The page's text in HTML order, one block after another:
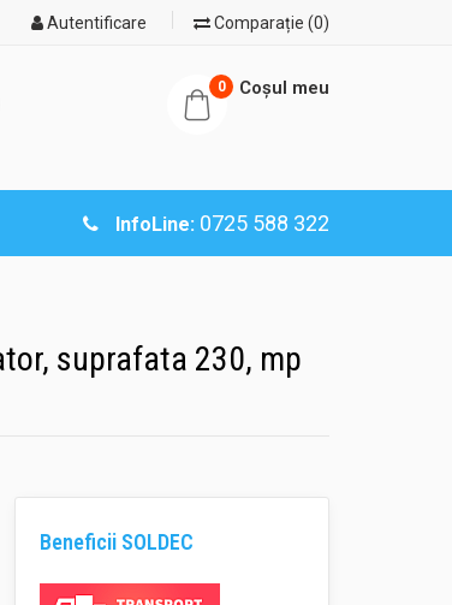
Autentificare Comparație (0)
0 Coşul meu
InfoLine: 0725 588 322
suprafata 230, mp
Beneficii SOLDEC